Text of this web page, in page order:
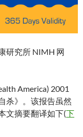
研究所 NIMH 网
America) 2001
杀》。该报告虽然
文摘要翻译如下(下